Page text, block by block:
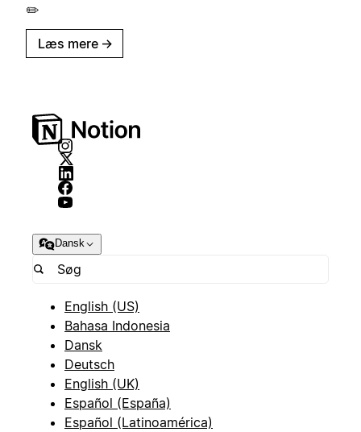
✏️
Læs mere →
Dansk
English (US)
Bahasa Indonesia
Dansk
Deutsch
English (UK)
Español (España)
Español (Latinoamérica)